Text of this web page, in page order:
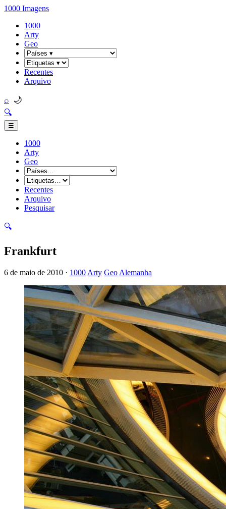
1000 Imagens
1000
Arty
Geo
Recentes
Arquivo
⌕ 🌙
🔍
☰
1000
Arty
Geo
Recentes
Arquivo
Pesquisar
🔍
Frankfurt
6 de maio de 2010 · 1000 Arty Geo Alemanha